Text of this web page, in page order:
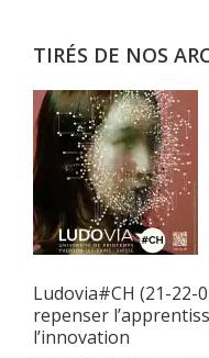
TIRÉS DE NOS
Ludovia#CH (21-22-
repenser
l’innovation